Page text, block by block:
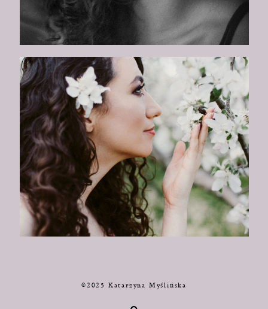
©2025 Katarzyna Myślińska